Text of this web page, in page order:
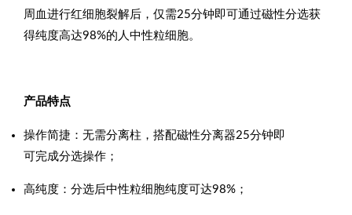
周血进行红细胞裂解后，仅需25分钟即可通过磁性分选获
得纯度高达98%的人中性粒细胞。
产品特点
操作简捷：无需分离柱，搭配磁性分离器25分钟即
可完成分选操作；
高纯度：分选后中性粒细胞纯度可达98%；